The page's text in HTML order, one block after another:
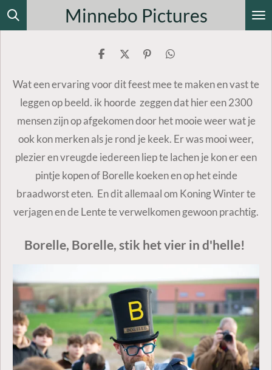
Ga
direct
hoofdinhoud
Minnebo Pictures
D
e
n
D
e
l
P
n
n
e
n
D
e
n
Wat een ervaring voor dit feest mee te maken en vast te
leggen op beeld. ik hoorde zeggen dat hier een 2300
mensen zijn op afgekomen door het mooie weer wat je
ook kon merken als je rond je keek. Er was mooi weer,
plezier en vreugde iedereen liep te lachen je kon er een
pintje kopen of Borelle koeken en op het einde
braadworst eten. En dit allemaal om Koning Winter te
verjagen en de Lente te verwelkomen gewoon prachtig.
Borelle, Borelle, stik het vier in d'helle!